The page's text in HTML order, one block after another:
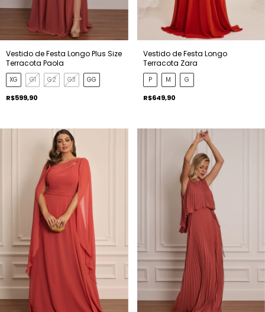
Vestido de Festa Longo Plus Size
Terracota Paola
XG G1 G2 G3 GG
R$599,90
Vestido de Festa Longo
Terracota Zara
P M G
R$649,90